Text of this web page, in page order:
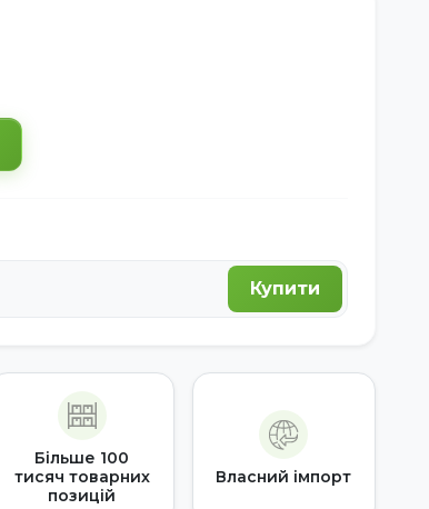
Купити
Більше 100
тисяч товарних
позицій
Власний імпорт